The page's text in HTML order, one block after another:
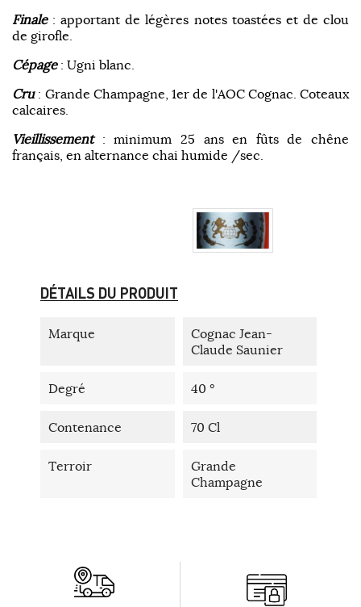
Finale: apportant de légères notes toastées et de clou
de girofle.
Cépage: Ugni blanc.
Cru: Grande Champagne, 1er de l'AOC Cognac. Coteaux
calcaires.
Vieillissement: minimum 25 ans en fûts de chêne
français, en alternance chai humide /sec.
DÉTAILS DU PRODUIT
Marque
Cognac Jean-
Claude Saunier
Degré 40 °
Contenance 70 Cl
Terroir
Grande
Champagne